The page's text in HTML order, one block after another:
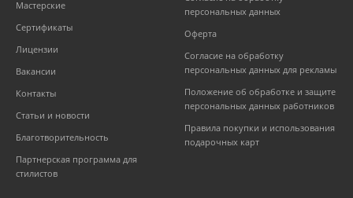
Мастерские
Сертификаты
Лицензии
Вакансии
Контакты
Статьи и новости
Благотворительность
Партнерская программа для
стилистов
персональных данных
Оферта
Согласие на обработку
персональных данных для рекламы
Положение об обработке и защите
персональных данных работников
Правила покупки и использования
подарочных карт